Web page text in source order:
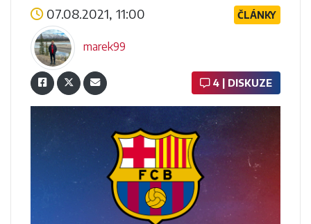
07.08.2021, 11:00 ČLÁNKY
marek99
4 | DISKUZE